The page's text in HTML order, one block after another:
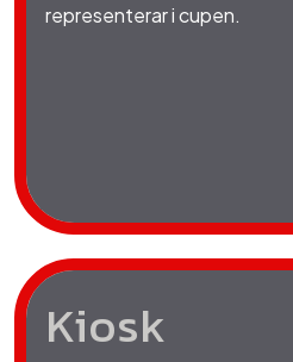
representerar i cupen.
Kiosk